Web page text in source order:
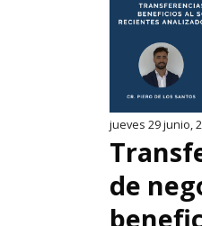
jueves 29 junio,
de